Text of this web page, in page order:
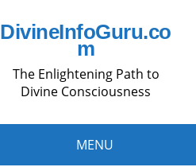
DivineInfoGuru.co
m
The Enlightening Path to
Divine Consciousness
MENU